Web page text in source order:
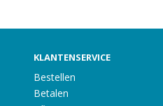
KLANTENSERVICE
Bestellen
Betalen